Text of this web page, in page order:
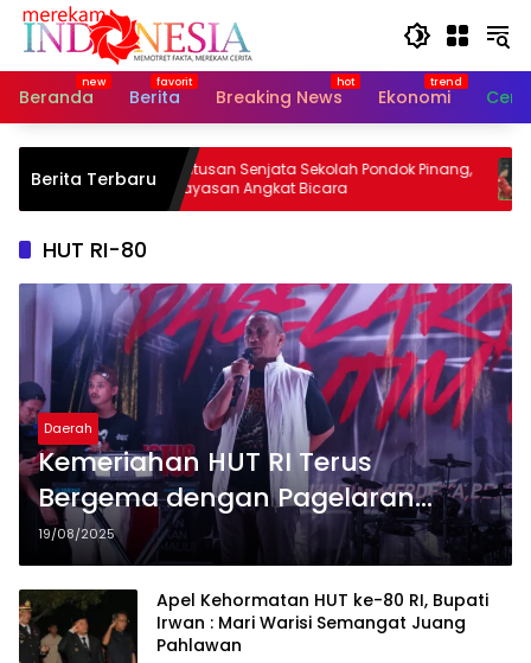
Langsung
Beranda
Berita Breaking News Ekonomi
Berita TerbaruRatusan Senjata Sekolah Pondok Pinang,
Yayasan Angkat Bicara
Hai
HUT RI-80
Daerah
Kemeriahan HUT RI Terus
Bergema dengan Pagelaran
Musik Lutim Juara
19/08/2025
Apel Kehormatan HUT ke-80 RI, Bupati
Irwan : Mari Warisi Semangat Juang
Pahlawan